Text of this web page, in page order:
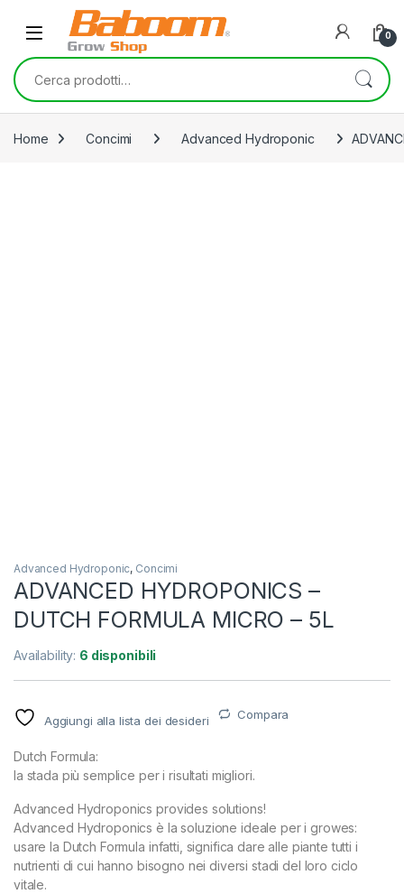
Skip to navigation
Skip to content
0
Cerca:
Home Concimi Advanced Hydroponic
Advanced Hydroponic, Concimi
ADVANCED HYDROPONICS –
DUTCH FORMULA MICRO – 5L
Availability: 6 disponibili
Aggiungi alla lista dei desideri Compara
Dutch Formula:
la stada più semplice per i risultati migliori.
Advanced Hydroponics provides solutions!
Advanced Hydroponics è la soluzione ideale per i growes:
usare la Dutch Formula infatti, significa dare alle piante tutti i
nutrienti di cui hanno bisogno nei diversi stadi del loro ciclo
vitale.